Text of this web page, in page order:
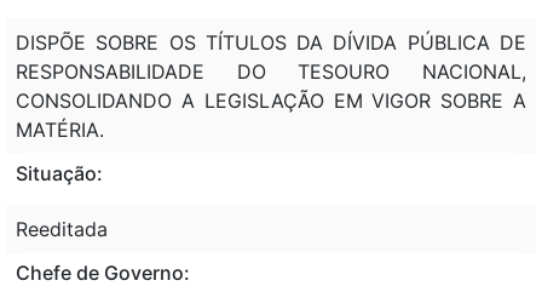
DISPÕE SOBRE OS TÍTULOS DA DÍVIDA PÚBLICA DE
RESPONSABILIDADE DO TESOURO NACIONAL,
CONSOLIDANDO A LEGISLAÇÃO EM VIGOR SOBRE A
MATÉRIA.
Situação:
Reeditada
Chefe de Governo: